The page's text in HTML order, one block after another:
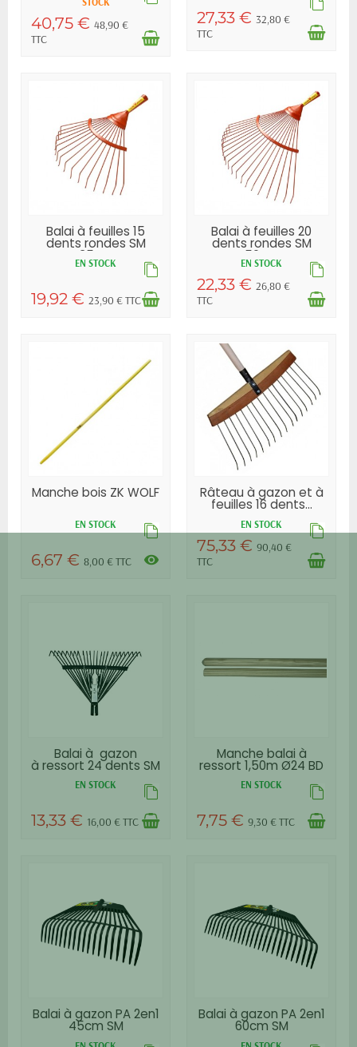
40,75 € 48,90 €
TTC
27,33 € 32,80 €
TTC
Balai à feuilles 15
dents rondes SM
UA35 WOLF
EN STOCK
19,92 € 23,90 € TTC
Balai à feuilles 20
dents rondes SM
UA50 WOLF
EN STOCK
22,33 € 26,80 €
TTC
Manche bois ZK WOLF
EN STOCK
6,67 € 8,00 € TTC visibility
Râteau à gazon et à
feuilles 16 dents...
EN STOCK
75,33 € 90,40 €
TTC
Balai à gazon
à ressort 24 dents SM
PCS
EN STOCK
13,33 € 16,00 € TTC
Manche balai à
ressort 1,50m Ø24 BD
verni
EN STOCK
7,75 € 9,30 € TTC
Balai à gazon PA 2en1
45cm SM
Balai à gazon PA 2en1
60cm SM